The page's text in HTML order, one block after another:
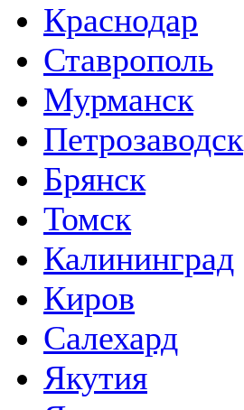
Краснодар
Ставрополь
Мурманск
Петрозаводск
Брянск
Томск
Калининград
Киров
Салехард
Якутия